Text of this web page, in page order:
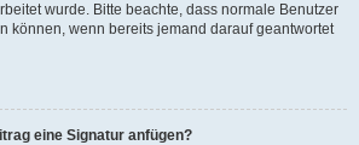
wurde. Bitte beachte, dass normale Benutzer
können, wenn bereits jemand darauf geantwortet
eine Signatur anfügen?